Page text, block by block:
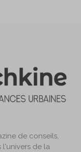
de conseils,
l'univers de la